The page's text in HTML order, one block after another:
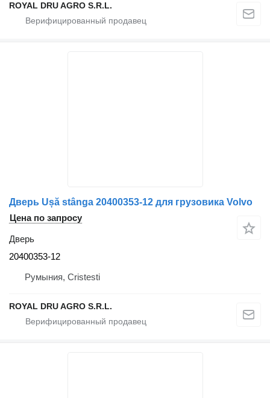
ROYAL DRU AGRO S.R.L.
Дверь Ușă stânga 20400353-12 для грузовика Volvo
Цена по запросу
Дверь
20400353-12
Румыния, Cristesti
ROYAL DRU AGRO S.R.L.